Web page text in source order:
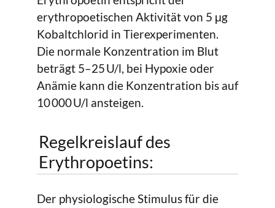
erythropoetischen Aktivität von 5 μg
Kobaltchlorid in Tierexperimenten.
Die normale Konzentration im Blut
beträgt 5–25 U/l, bei Hypoxie oder
Anämie kann die Konzentration bis auf
10 000 U/l ansteigen.
Regelkreislauf des
Erythropoetins:
Der physiologische Stimulus für die